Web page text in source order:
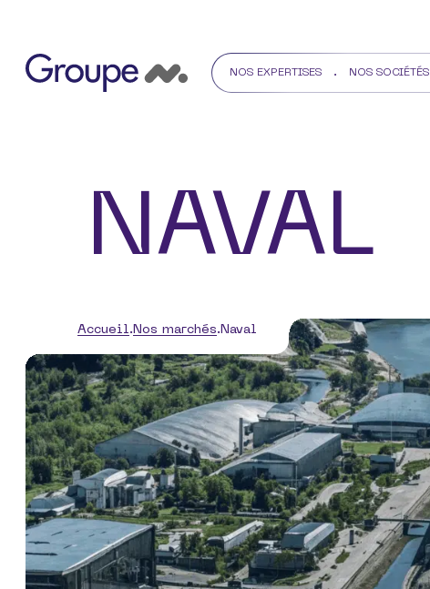
NOS EXPERTISES NOS SOCIÉTÉS
NAVAL
Accueil Nos marchés Naval